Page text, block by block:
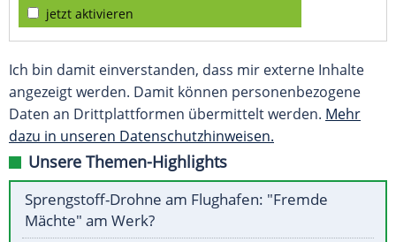
jetzt aktivieren
Ich bin damit einverstanden, dass mir externe Inhalte
angezeigt werden. Damit können personenbezogene
Daten an Drittplattformen übermittelt werden. Mehr
dazu in unseren Datenschutzhinweisen.
Unsere Themen-Highlights
Sprengstoff-Drohne am Flughafen: "Fremde
Mächte" am Werk?